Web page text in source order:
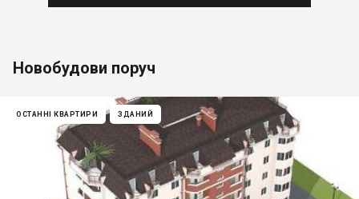
Новобудови поруч
ОСТАННІ КВАРТИРИ ЗДАНИЙ